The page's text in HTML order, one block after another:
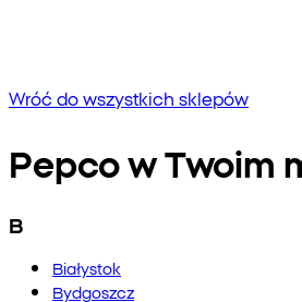
Wróć do wszystkich sklepów
Pepco w Twoim
B
Białystok
Bydgoszcz